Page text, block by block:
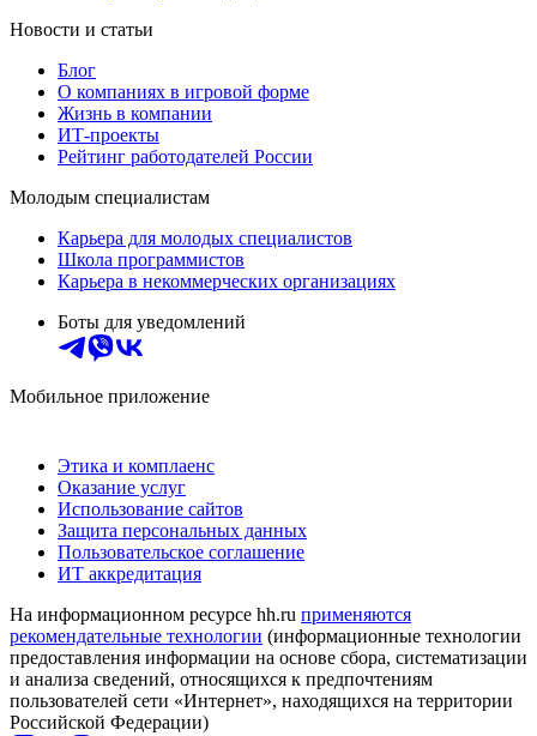
Новости и статьи
Блог
О компаниях в игровой форме
Жизнь в компании
ИТ-проекты
Рейтинг работодателей России
Молодым специалистам
Карьера для молодых специалистов
Школа программистов
Карьера в некоммерческих организациях
Боты для уведомлений
Мобильное приложение
Этика и комплаенс
Оказание услуг
Использование сайтов
Защита персональных данных
Пользовательское соглашение
ИТ аккредитация
На информационном ресурсе hh.ru применяются
рекомендательные технологии (информационные технологии
предоставления информации на основе сбора, систематизации
и анализа сведений, относящихся к предпочтениям
пользователей сети «Интернет», находящихся на территории
Российской Федерации)